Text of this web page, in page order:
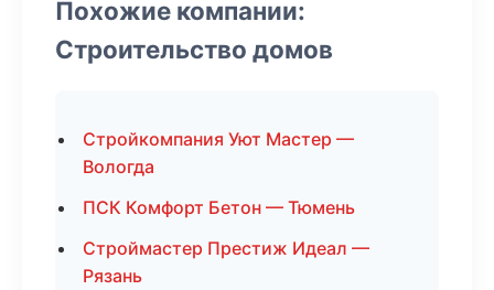
Похожие компании:
Строительство домов
Стройкомпания Уют Мастер —
Вологда
ПСК Комфорт Бетон — Тюмень
Строймастер Престиж Идеал —
Рязань